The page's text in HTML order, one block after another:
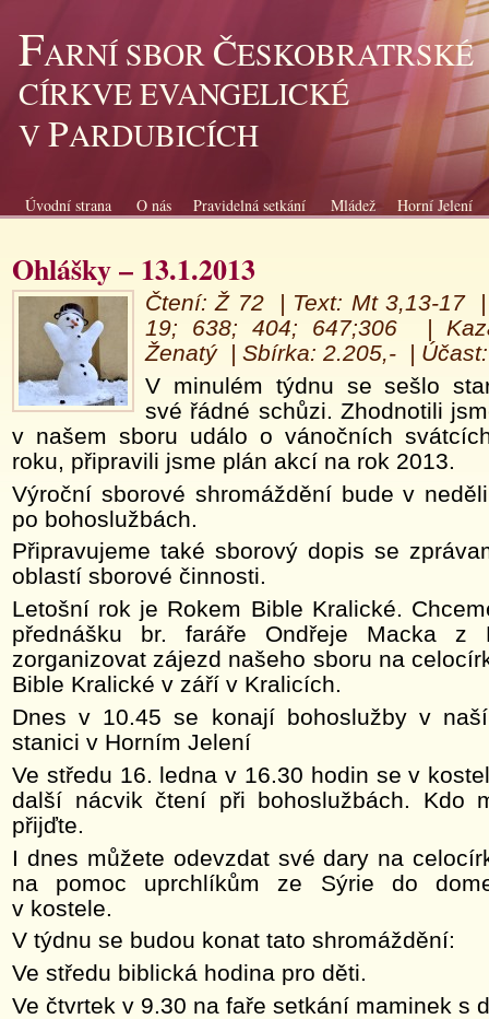
FARNÍ SBOR ČESKOBRATRSKÉ
CÍRKVE EVANGELICKÉ
VPARDUBICÍCH
Úvodní strana O nás Pravidelná setkání Mládež Horní Jelení
Ohlášky – 13.1.2013
Čtení: Ž 72 | Text: Mt 3,13-17
19; 638; 404; 647;306 | K
Ženatý | Sbírka: 2.205,- | Ú
V minulém týdnu se sešlo
své řádné schůzi. Zhodnotili
v našem sboru událo o vánočních
roku, připravili jsme plán akcí na rok 2013.
Výroční sborové shromáždění bude v
po bohoslužbách.
Připravujeme také sborový dopis se
oblastí sborové činnosti.
Letošní rok je Rokem Bible Kralické.
přednášku br. faráře Ondřeje Macka z
zorganizovat zájezd našeho sboru na
Bible Kralické v září v Kralicích.
Dnes v 10.45 se konají bohoslužby v
stanici v Horním Jelení
Ve středu 16. ledna v 16.30 hodin se v
další nácvik čtení při bohoslužbách. Kdo
přijďte.
I dnes můžete odevzdat své dary na
na pomoc uprchlíkům ze Sýrie do
v kostele.
V týdnu se budou konat tato shromáždění:
Ve středu biblická hodina pro děti.
Ve čtvrtek v 9.30 na faře setkání maminek s